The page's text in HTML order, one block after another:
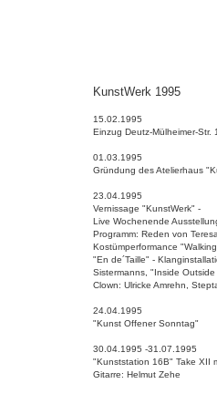
KunstWerk 1995
15.02.1995
Einzug Deutz-Mülheimer-
01.03.1995
Gründung des Atelierhaus
23.04.1995
Vernissage "KunstWerk" -
Live Wochenende
Programm: Reden von
Kostümperformance
"En de´Taille" -
Sistermanns, "Inside
Clown: Ulricke Amrehn,
24.04.1995
"Kunst Offener Sonntag"
30.04.1995 -31.07.1995
"Kunststation 16B" Take XII
Gitarre: Helmut Zehe